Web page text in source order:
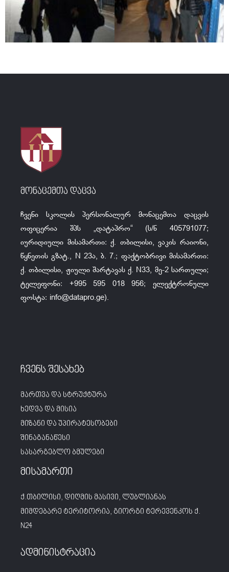
მონაცემთა დაცვა
ჩვენი სკოლის პერსონალურ მონაცემთა დაცვის
ოფიცერია შპს „დატაპრო“ (ს/ნ 405791077;
იურიდიული მისამართი: ქ. თბილისი, ვაკის რაიონი,
წყნეთის გზატ., N 23ა, ბ. 7.; ფაქტობრივი მისამართი:
ქ. თბილისი, ჟიული შარტავას ქ. N33, მე-2 სართული;
ტელეფონი: +995 595 018 956; ელექტრონული
ფოსტა: info@datapro.ge).
ჩვენს შესახებ
მართვა და სტრუქტურა
ხედვა და მისია
მიზანი და უპირატესობები
შინაგანაწესი
სასარგებლო ბმულები
მისამართი
ქ.თბილისი, დიღმის მასივი, ლუბლიანას
მიმდებარე ტერიტორია, გიორგი ტერევენკოს ქ.
N24
ადმინისტრაცია